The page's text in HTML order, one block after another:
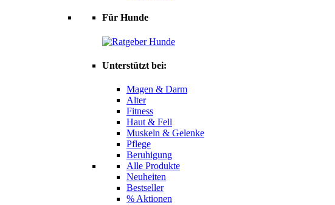
Für Hunde
Unterstützt bei:
Magen & Darm
Alter
Fitness
Haut & Fell
Muskeln & Gelenke
Pflege
Beruhigung
Alle Produkte
Neuheiten
Bestseller
% Aktionen